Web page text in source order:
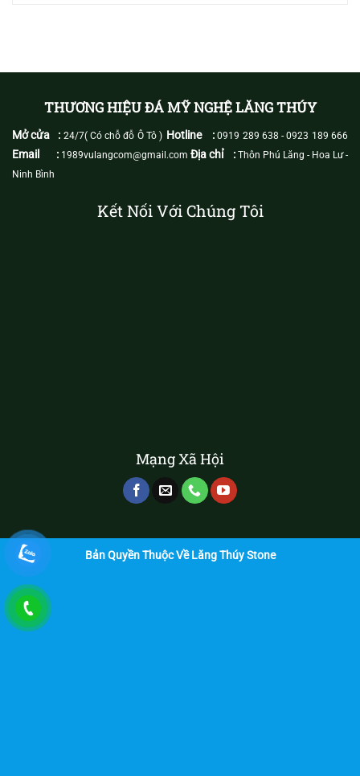
THƯƠNG HIỆU ĐÁ MỸ NGHỆ LĂNG THÚY
Mở cửa : 24/7( Có chỗ đỗ Ô Tô ) Hotline : 0919 289 638 -0923 189 666
Email : 1989vulangcom@gmail.com Địa chỉ : Thôn Phú Lăng - Hoa Lư -
Ninh Bình
Kết Nối Với Chúng Tôi
Mạng Xã Hội
Bản Quyền Thuộc Về Lăng Thúy Stone